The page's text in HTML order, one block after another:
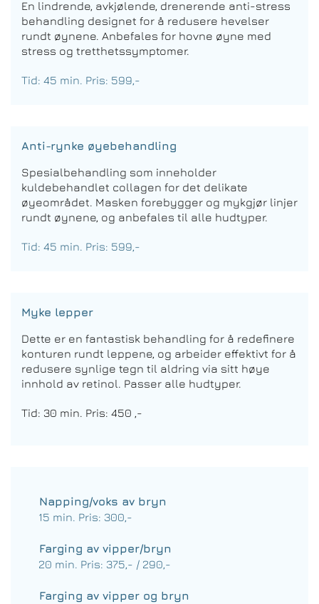
En lindrende, avkjølende, drenerende anti-stress
behandling designet for å redusere hevelser
rundt øynene. Anbefales for hovne øyne med
stress og tretthetssymptomer.
Tid: 45 min. Pris: 599,-
Anti-rynke øyebehandling
Spesialbehandling som inneholder
kuldebehandlet collagen for det delikate
øyeområdet. Masken forebygger og mykgjør linjer
rundt øynene, og anbefales til alle hudtyper.
Tid: 45 min. Pris: 599,-
Myke lepper
Dette er en fantastisk behandling for å redefinere
konturen rundt leppene, og arbeider effektivt for å
redusere synlige tegn til aldring via sitt høye
innhold av retinol. Passer alle hudtyper.
Tid: 30 min. Pris: 450 ,-
Napping/voks av bryn
15 min. Pris: 300,-
Farging av vipper/bryn
20 min. Pris: 375,- / 290,-
Farging av vipper og bryn